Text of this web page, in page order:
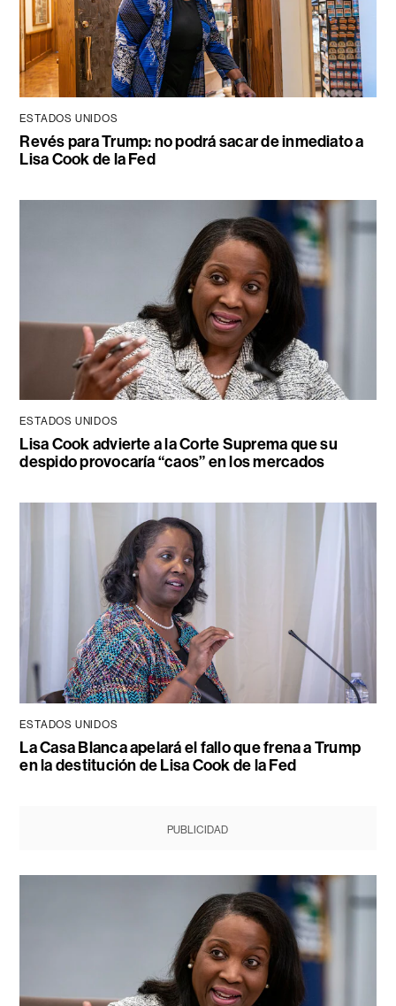
ESTADOS UNIDOS
Revés para Trump: no podrá sacar de inmediato a
Lisa Cook de la Fed
ESTADOS UNIDOS
Lisa Cook advierte a la Corte Suprema que su
despido provocaría “caos” en los mercados
ESTADOS UNIDOS
La Casa Blanca apelará el fallo que frena a Trump
en la destitución de Lisa Cook de la Fed
PUBLICIDAD